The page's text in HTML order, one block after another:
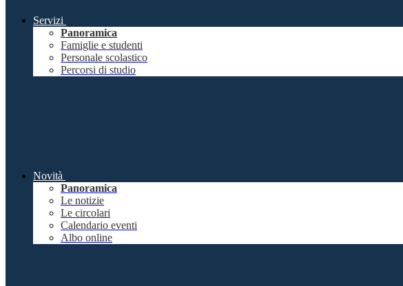
Servizi
Panoramica
Famiglie e studenti
Personale scolastico
Percorsi di studio
Novità
Panoramica
Le notizie
Le circolari
Calendario eventi
Albo online